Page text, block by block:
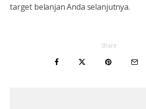
target belanjan Anda selanjutnya.
Share